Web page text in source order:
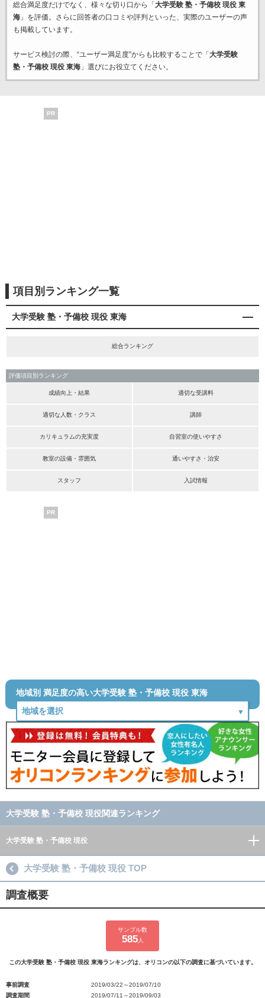
総合満足度だけでなく、様々な切り口から「 大学受験 塾・予備校 現役 東
海」を評価。さらに回答者の口コミや評判といった、実際のユーザーの声
も掲載しています。
サービス検討の際、“ユーザー満足度”からも比較することで「 大学受験
塾・予備校 現役 東海」選びにお役立てください。
PR
項目別ランキング一覧
大学受験 塾・予備校 現役 東海
総合ランキング
評価項目別ランキング
成績向上・結果 適切な受講料
適切な人数・クラス 講師
カリキュラムの充実度 自習室の使いやすさ
教室の設備・雰囲気 通いやすさ・治安
スタッフ 入試情報
PR
地域別 満足度の高い大学受験 塾・予備校 現役 東海
大学受験 塾・予備校 現役関連ランキング
大学受験 塾・予備校 現役
大学受験 塾・予備校 現役 TOP
調査概要
サンプル数
585人
この大学受験 塾・予備校 現役 東海ランキングは、オリコンの以下の調査に基づいています。
事前調査
2019/03/22～2019/07/10
調査期間
2019/07/11～2019/09/03